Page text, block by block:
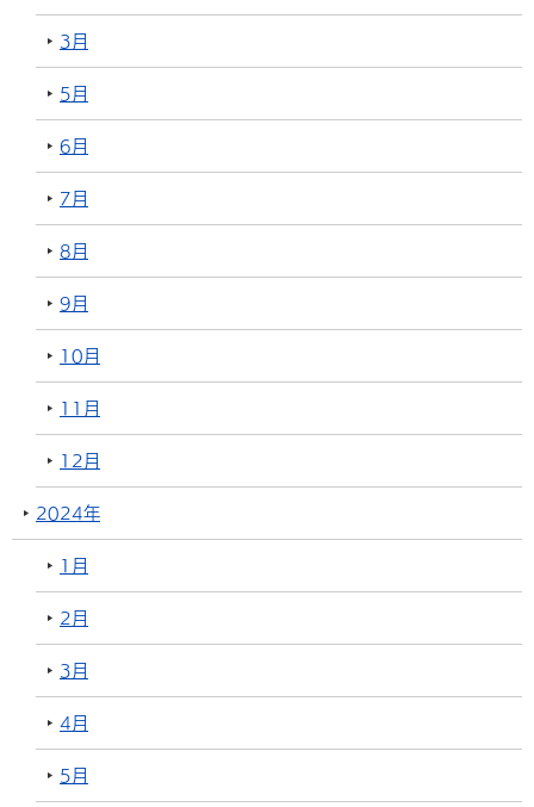
3月
5月
6月
7月
8月
9月
10月
11月
12月
2024年
1月
2月
3月
4月
5月